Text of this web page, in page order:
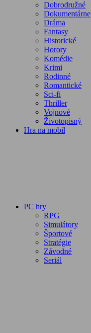
Dobrodružné
Dokumentárne
Dráma
Fantasy
Historické
Horory
Komédie
Krimi
Rodinné
Romantické
Sci-fi
Thriller
Vojnové
Životopisný
Hra na mobil
PC hry
RPG
Simulátory
Športové
Stratégie
Závodné
Seriál